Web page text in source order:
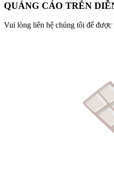
QUẢNG CÁO TRÊN
Vui lòng liên hệ chúng tôi để được